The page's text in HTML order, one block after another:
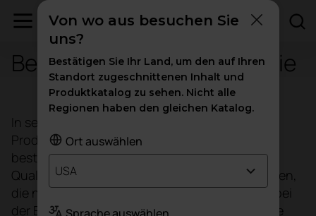
Bescheinigung der Garantie
In seinem Bestreben, die Lebensdauer seiner
Produkte zu verlängern, ist ACTIU ständig
bestrebt, seine Produktionsprozesse und die
Qualität zu verbessern, Materialien auszuwählen,
die neuesten Technologien einzusetzen und bei
der Entwicklung seiner Produkte stets an seine
Von wo aus besuchen Sie
uns?
Bestätigen Sie Ihr Land, um den auf Ihren
Standort zugeschnittenen Inhalt und
Produktkatalog zu sehen. Nicht alle
Regionen haben den gleichen Katalog.
Ort auswählen
USA